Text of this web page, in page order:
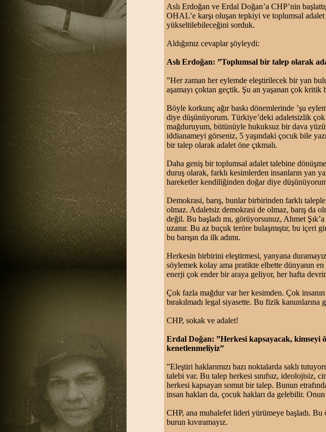
Aslı Erdoğan ve Erdal Doğan’a CHP’nin
OHAL’e karşı oluşan tepkiyi ve toplumsal
yükseltilebileceğini sorduk.
Aldığımız cevaplar şöyleydi:
Aslı Erdoğan: ”Toplumsal bir talep olarak
”Her zaman her eylemde eleştirilecek bir yan
aşamayı çoktan geçtik. Şu an yaşanan çok
Böyle korkunç ağır baskı dönemlerinde ’şu
diye düşünüyorum. Türkiye’deki adaletsizlik
mağduruyum, bütünüyle hukuksuz bir dava
iddianameyi görseniz, 5 yaşındaki çocuk bile
bir talep olarak adalet öne çıkmalı.
Daha geniş bir toplumsal adalet talebine
duruş olarak, farklı kesimlerden insanların yan
hareketler kendiliğinden doğar diye
Demokrasi, barış, bunlar birbirinden farklı
olmaz. Adaletsiz demokrasi de olmaz, barış da
değil. Bu başladı mı, görüyorsunuz, Ahmet
uzanır. Bu az buçuk teröre bulaşmıştır, bu
bu barışın da ilk adımı.
Herkesin birbirini eleştirmesi, yanyana
söylemek kolay ama pratikte elbette dünyanın
enerji çok ender bir araya geliyor, her hafta
Çok fazla mağdur var her kesimden. Çok
bırakılmadı legal siyasette. Bu fizik
CHP, sokak ve adalet!
Erdal Doğan: ”Herkesi kapsayacak, kimseyi
kenetlenmeliyiz”
”Eleştiri haklarımızı bazı noktalarda saklı
talebi var. Bu talep herkesi sınıfsız, ideolojisiz,
herkesi kapsayan somut bir talep. Bunun
insan hakları da, çocuk hakları da gelebilir.
CHP, ana muhalefet lideri yürümeye başladı.
burun kıvıramayız.